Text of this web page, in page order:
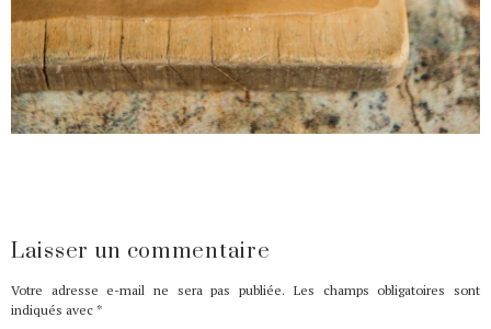
Laisser un commentaire
Votre adresse e-mail ne sera pas publiée. Les champs obligatoires sont
indiqués avec *